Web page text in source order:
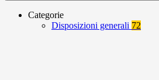
Categorie
Disposizioni generali 72